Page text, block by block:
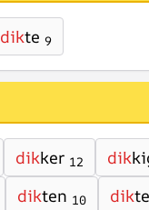
dikte 9
dikker 12 dik
dikten 10 dik